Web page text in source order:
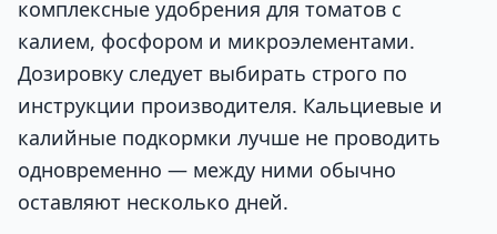
комплексные удобрения для томатов с
калием, фосфором и микроэлементами.
Дозировку следует выбирать строго по
инструкции производителя. Кальциевые и
калийные подкормки лучше не проводить
одновременно — между ними обычно
оставляют несколько дней.